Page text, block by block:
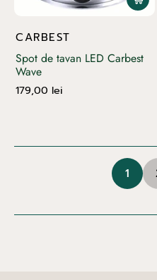
CARBEST
Spot de tavan LED Carbest
Wave
179,00 lei
1